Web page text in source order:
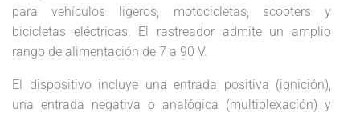
para vehículos ligeros, motocicletas, scooters y
bicicletas eléctricas. El rastreador admite un amplio
rango de alimentación de 7 a 90 V.
El dispositivo incluye una entrada positiva (ignición),
una entrada negativa o analógica (multiplexación) y